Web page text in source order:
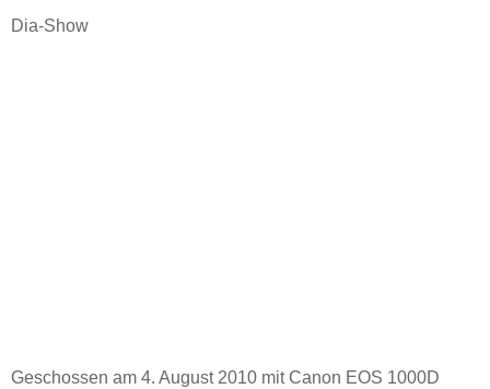
Dia-Show
Geschossen am 4. August 2010 mit Canon EOS 1000D